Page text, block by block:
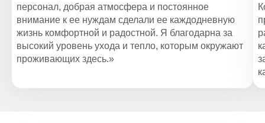
персонал, добрая атмосфера и постоянное
внимание к ее нуждам сделали ее каждодневную
жизнь комфортной и радостной. Я благодарна за
высокий уровень ухода и тепло, которым окружают
проживающих здесь.»